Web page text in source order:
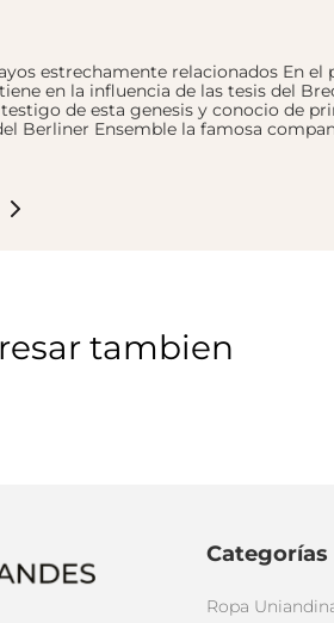
estrechamente relacionados En
en la influencia de las tesis del
de esta genesis y conocio de
Berliner Ensemble la famosa
tambien
Categorías
Ropa